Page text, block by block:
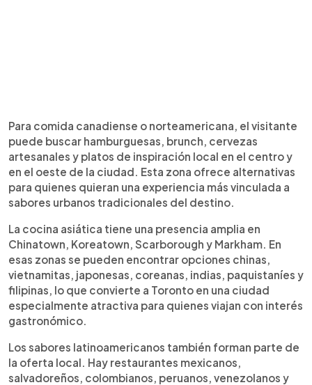
Para comida canadiense o norteamericana, el visitante
puede buscar hamburguesas, brunch, cervezas
artesanales y platos de inspiración local en el centro y
en el oeste de la ciudad. Esta zona ofrece alternativas
para quienes quieran una experiencia más vinculada a
sabores urbanos tradicionales del destino.
La cocina asiática tiene una presencia amplia en
Chinatown, Koreatown, Scarborough y Markham. En
esas zonas se pueden encontrar opciones chinas,
vietnamitas, japonesas, coreanas, indias, paquistaníes y
filipinas, lo que convierte a Toronto en una ciudad
especialmente atractiva para quienes viajan con interés
gastronómico.
Los sabores latinoamericanos también forman parte de
la oferta local. Hay restaurantes mexicanos,
salvadoreños, colombianos, peruanos, venezolanos y